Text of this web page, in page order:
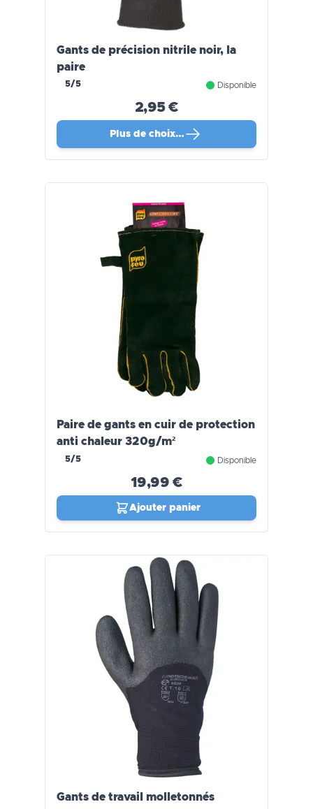
Gants de précision nitrile noir, la
paire
5/5 Disponible
2,95 €
Plus de choix…
Paire de gants en cuir de protection
anti chaleur 320g/m²
5/5 Disponible
19,99 €
Ajouter panier
Gants de travail molletonnés